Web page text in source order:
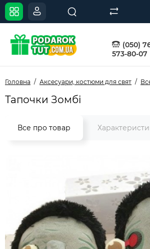
(050)
573-80-07
Головна Аксесуари, костюми для свят
Тапочки Зомбі
Все про товар